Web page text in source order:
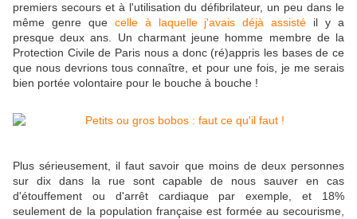
premiers secours et à l'utilisation du défibrilateur, un peu dans le
même genre que celle à laquelle j'avais déjà assisté il y a
presque deux ans. Un charmant jeune homme membre de la
Protection Civile de Paris nous a donc (ré)appris les bases de ce
que nous devrions tous connaître, et pour une fois, je me serais
bien portée volontaire pour le bouche à bouche !
Plus sérieusement, il faut savoir que moins de deux personnes
sur dix dans la rue sont capable de nous sauver en cas
d'étouffement ou d'arrêt cardiaque par exemple, et 18%
seulement de la population française est formée au secourisme,